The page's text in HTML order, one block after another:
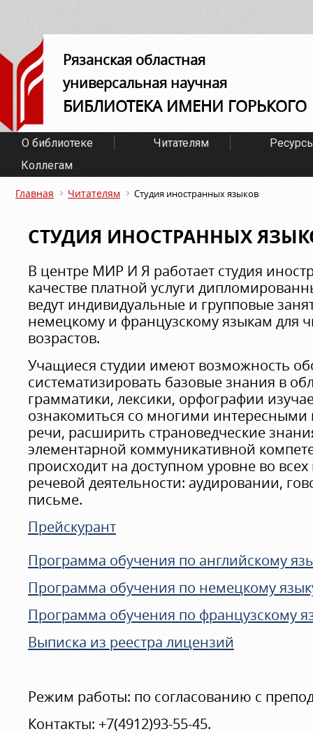
Рязанская областная
универсальная научная
БИБЛИОТЕКА ИМЕНИ ГОРЬКОГО
О библиотеке Читателям
Коллегам
Главная Читателям Студия иностранных языков
СТУДИЯ ИНОСТРАННЫХ
В центре МИР И Я работает студия
качестве платной услуги
ведут индивидуальные и групповые
немецкому и французскому языкам для
возрастов.
Учащиеся студии имеют возможность
систематизировать базовые знания в
грамматики, лексики, орфографии
ознакомиться со многими интересными
речи, расширить страноведческие
элементарной коммуникативной
происходит на доступном уровне во всех
речевой деятельности: аудировании,
письме.
Прейскурант
Программа обучения по английскому
Программа обучения по немецкому
Программа обучения по французскому
Выписка из реестра лицензий
Режим работы: по согласованию с
Контакты: +7(4912)93-55-45.